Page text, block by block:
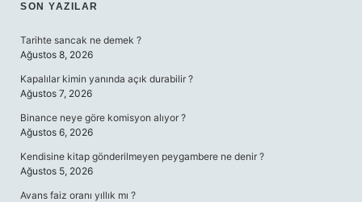
SIDEBAR
SON YAZILAR
Tarihte sancak ne demek ?
Ağustos 8, 2026
Kapalılar kimin yanında açık durabilir ?
Ağustos 7, 2026
Binance neye göre komisyon alıyor ?
Ağustos 6, 2026
Kendisine kitap gönderilmeyen peygambere ne denir ?
Ağustos 5, 2026
Avans faiz oranı yıllık mı ?